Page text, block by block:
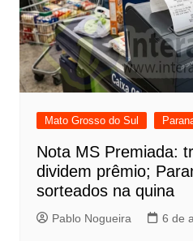
Mato Grosso do Sul
Nota MS Premiada:
dividem prêmio;
sorteados na quina
Pablo Nogueira 6 de